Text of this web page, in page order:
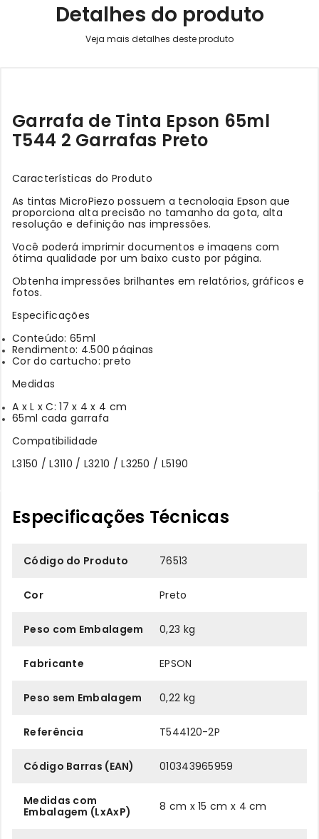
Detalhes do produto
Garrafa de Tinta Epson 65ml
T544 2 Garrafas Preto
Características do Produto
As tintas MicroPiezo possuem a tecnologia Epson que
proporciona alta precisão no tamanho da gota, alta
resolução e definição nas impressões.
Você poderá imprimir documentos e imagens com
ótima qualidade por um baixo custo por página.
Obtenha impressões brilhantes em relatórios, gráficos e
fotos.
Especificações
Conteúdo: 65ml
Rendimento: 4.500 páginas
Cor do cartucho: preto
Medidas
A x L x C: 17 x 4 x 4 cm
65ml cada garrafa
Compatibilidade
L3150 / L3110 / L3210 / L3250 / L5190
Especificações Técnicas
Código do Produto 76513
Cor Preto
Peso com Embalagem 0,23 kg
Fabricante EPSON
Peso sem Embalagem 0,22 kg
Referência T544120-2P
Código Barras (EAN) 010343965959
Medidas com
Embalagem (LxAxP)
8 cm x 15 cm x 4 cm